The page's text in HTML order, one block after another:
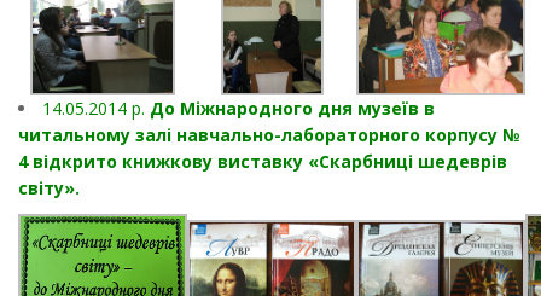
14.05.2014 р. До Міжнародного дня музеїв в
читальному залі навчально-лабораторного корпусу №
4 відкрито книжкову виставку «Скарбниці шедеврів
світу».